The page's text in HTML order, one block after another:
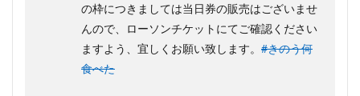
の枠につきましては当日券の販売はございませ
んので、ローソンチケットにてご確認ください
ますよう、宜しくお願い致します。 #きのう何
食べた